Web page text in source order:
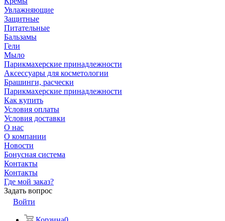
Увлажняющие
Защитные
Питательные
Бальзамы
Гели
Мыло
Парикмахерские принадлежности
Аксессуары для косметологии
Брашинги, расчески
Парикмахерские принадлежности
Как купить
Условия оплаты
Условия доставки
О нас
О компании
Новости
Бонусная система
Контакты
Контакты
Где мой заказ?
Задать вопрос
Войти